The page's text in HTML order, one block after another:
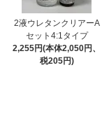
2液ウレタンクリアーA
セット4:1タイプ
2,255円(本体2,050円、
税205円)